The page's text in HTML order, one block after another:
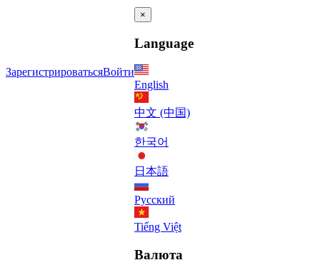
ЗарегистрироватьсяВойти
×
Language
English
中文 (中国)
한국어
日本語
Русский
Tiếng Việt
Валюта